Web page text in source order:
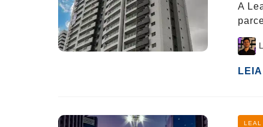
A
Post
author
LEAL